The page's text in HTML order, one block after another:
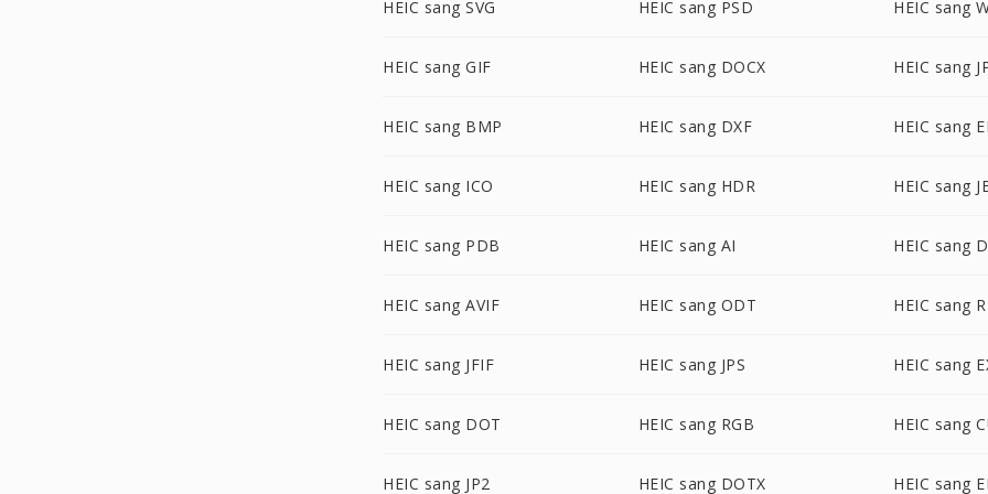
HEIC sang SVG HEIC sang PSD HEIC sang
HEIC sang GIF HEIC sang DOCX HEIC sang
HEIC sang BMP HEIC sang DXF HEIC sang
HEIC sang ICO HEIC sang HDR HEIC sang
HEIC sang PDB HEIC sang AI HEIC sang
HEIC sang AVIF HEIC sang ODT HEIC sang
HEIC sang JFIF HEIC sang JPS HEIC sang
HEIC sang DOT HEIC sang RGB HEIC sang
HEIC sang JP2 HEIC sang DOTX HEIC sang